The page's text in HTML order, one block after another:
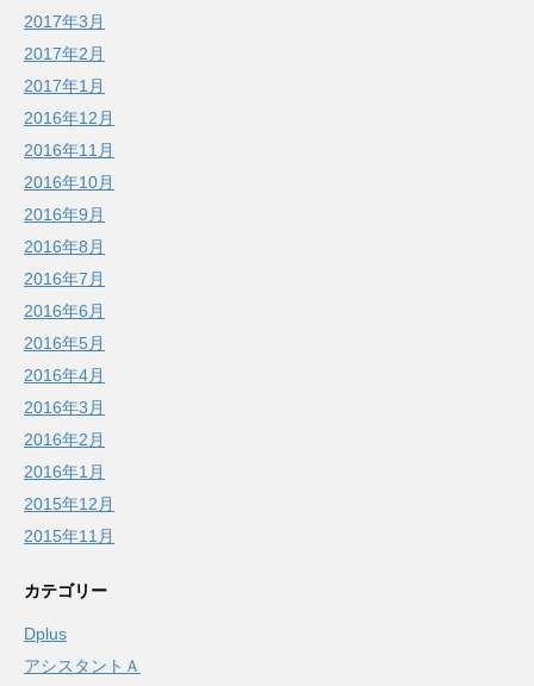
2017年3月
2017年2月
2017年1月
2016年12月
2016年11月
2016年10月
2016年9月
2016年8月
2016年7月
2016年6月
2016年5月
2016年4月
2016年3月
2016年2月
2016年1月
2015年12月
2015年11月
カテゴリー
Dplus
アシスタントＡ